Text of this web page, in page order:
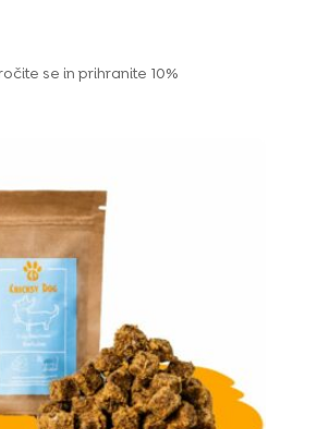
se in prihranite 10%